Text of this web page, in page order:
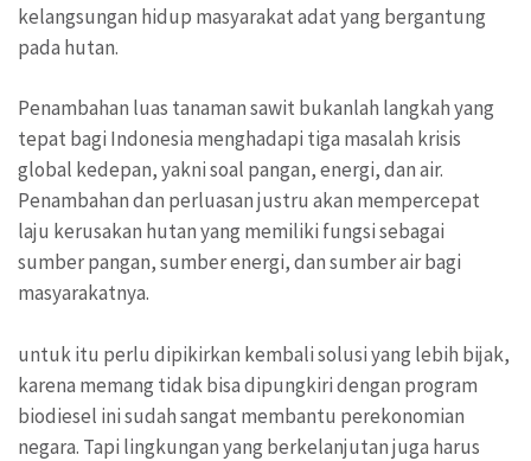
kelangsungan hidup masyarakat adat yang bergantung
pada hutan.
Penambahan luas tanaman sawit bukanlah langkah yang
tepat bagi Indonesia menghadapi tiga masalah krisis
global kedepan, yakni soal pangan, energi, dan air.
Penambahan dan perluasan justru akan mempercepat
laju kerusakan hutan yang memiliki fungsi sebagai
sumber pangan, sumber energi, dan sumber air bagi
masyarakatnya.
untuk itu perlu dipikirkan kembali solusi yang lebih bijak,
karena memang tidak bisa dipungkiri dengan program
biodiesel ini sudah sangat membantu perekonomian
negara. Tapi lingkungan yang berkelanjutan juga harus